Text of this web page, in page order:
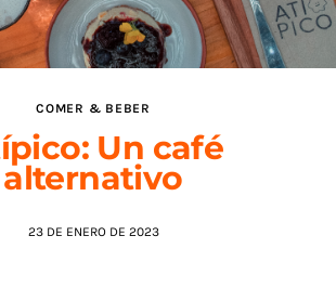
IR
COMER & BEBER
Un café
alternativo
23 DE ENERO DE 2023